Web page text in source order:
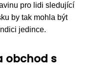
pro lidi sledující
by tak mohla být
jedince.
obchod s